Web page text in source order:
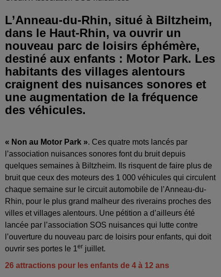
L’Anneau-du-Rhin, situé à Biltzheim,
dans le Haut-Rhin, va ouvrir un
nouveau parc de loisirs éphémère,
destiné aux enfants : Motor Park. Les
habitants des villages alentours
craignent des nuisances sonores et
une augmentation de la fréquence
des véhicules.
« Non au Motor Park ». Ces quatre mots lancés par
l’association nuisances sonores font du bruit depuis
quelques semaines à Biltzheim. Ils risquent de faire plus de
bruit que ceux des moteurs des 1 000 véhicules qui circulent
chaque semaine sur le circuit automobile de l’Anneau-du-
Rhin, pour le plus grand malheur des riverains proches des
villes et villages alentours. Une pétition a d’ailleurs été
lancée par l’association SOS nuisances qui lutte contre
l’ouverture du nouveau parc de loisirs pour enfants, qui doit
ouvrir ses portes le 1er juillet.
26 attractions pour les enfants de 4 à 12 ans